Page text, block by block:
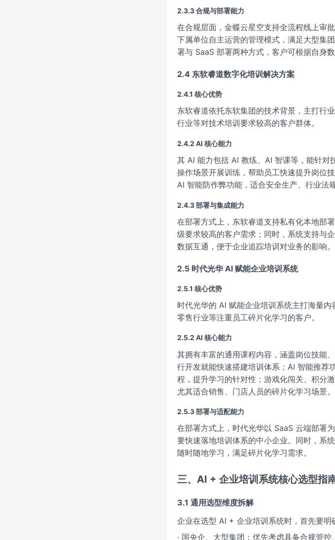
2.3.3 合规与部署能力
在合规层面，金蝶云星空支持全流程线上审
下属单位自主运营的管理模式，满足大型集
署与 SaaS 部署两种方式，客户可根据自身数
2.4 东软睿道数字化培训解决方案
2.4.1 核心优势
东软睿道依托东软集团的技术背景，主打行
行业等对技术培训要求较高的客户群体。
2.4.2 AI 核心能力
其 AI 能力包括 AI 教练、AI 智课等，能针对
操作场景开展训练，帮助员工快速提升岗位
AI 智能防作弊功能，适合安全生产、行业法
2.4.3 部署与集成能力
在部署方式上，东软睿道支持私有化本地部
级要求较高的客户需求；同时，系统支持与
数据互通，便于企业追踪培训对业务的影响。
2.5 时代光华 AI 赋能企业培训系统
2.5.1 核心优势
时代光华的 AI 赋能企业培训系统主打海量
零售行业等注重员工碎片化学习的客户。
2.5.2 AI 核心能力
其拥有丰富的通用课程内容，涵盖岗位技能
行开发就能快速搭建培训体系；AI 智能推荐
程，提升学习的针对性；游戏化闯关、积分
尤其适合销售、门店人员的碎片化学习场景。
2.5.3 部署与适配能力
在部署方式上，时代光华以 SaaS 云端部署
要快速落地培训体系的中小企业。同时，系
随时随地学习，满足碎片化学习需求。
三、AI + 企业培训系统核心选型指
3.1 通用选型维度拆解
企业在选型 AI + 企业培训系统时，首先要明
· 国央企、大型集团：优先考虑具备合规管